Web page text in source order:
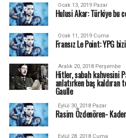
Ocak 13, 2019 Pazar
Hulusi Akar: Türkiye bu
Ocak 11, 2019 Cuma
Fransız Le Point: YPG
Aralık 20, 2018 Perşembe
Hitler, sabah kahvesini
anlatırken baş kaldıran
Gaulle
Eylül 30, 2018 Pazar
Rasim Özdenören-
Eylül 28, 2018 Cuma